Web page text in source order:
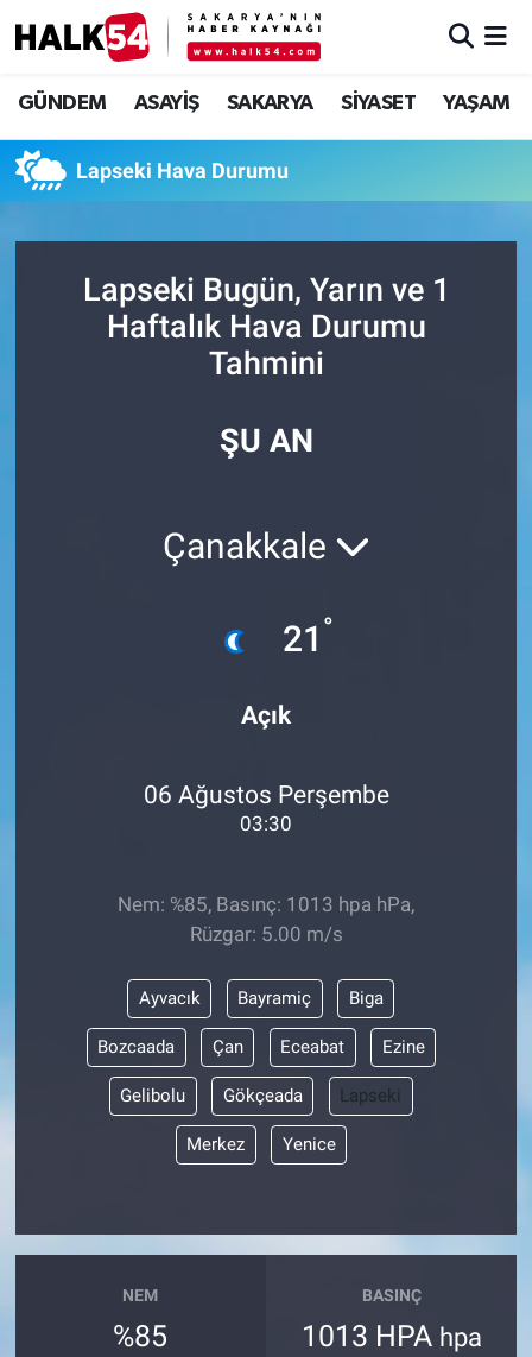
GÜNDEM ASAYİŞ SAKARYA SİYASET YAŞAM
Lapseki Hava Durumu
Lapseki Bugün, Yarın ve 1
Haftalık Hava Durumu
Tahmini
ŞU AN
Çanakkale
21 °
Açık
06 Ağustos Perşembe
03:30
Nem: %85, Basınç: 1013 hpa hPa,
Rüzgar: 5.00 m/s
Ayvacık Bayramiç Biga
Bozcaada Çan Eceabat Ezine
Gelibolu Gökçeada Lapseki
Merkez Yenice
NEM
%85
BASINÇ
1013 HPA hpa
GÜNDEM
SAKARYA
SİYASET
SOKAK RÖPORTAJLARI
Adapazarı Nöbetçi Eczaneler
Süper Lig Puan Durumu ve Fikstür
Tüm Manşetler